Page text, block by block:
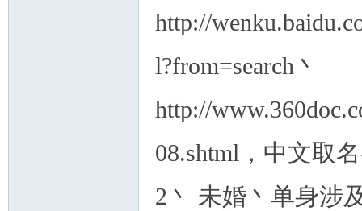
http://
l?from=search丶
http://
08.shtml，中文取
2丶 未婚丶单身涉